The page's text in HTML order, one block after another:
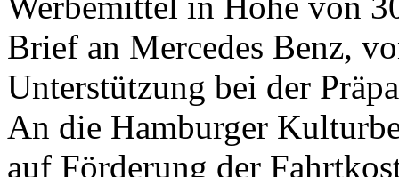
Brief an Mercedes Benz,
Unterstützung bei der
An die Hamburger
auf Förderung der